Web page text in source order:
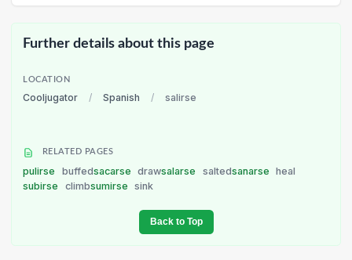
Further details about this page
LOCATION
Cooljugator / Spanish / salirse
RELATED PAGES
pulirse buffedsacarse drawsalarse saltedsanarse
heal
subirse
climbsumirse sink
Back to Top